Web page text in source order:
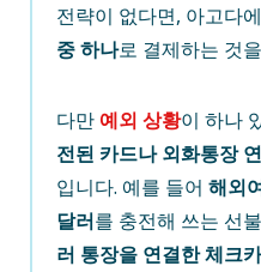
전략이 없다면, 아고다
중 하나로 결제하는 것
다만 예외 상황이 하나
전된 카드나 외화통장
입니다. 예를 들어 해외
달러를 충전해 쓰는 선
러 통장을 연결한 체크